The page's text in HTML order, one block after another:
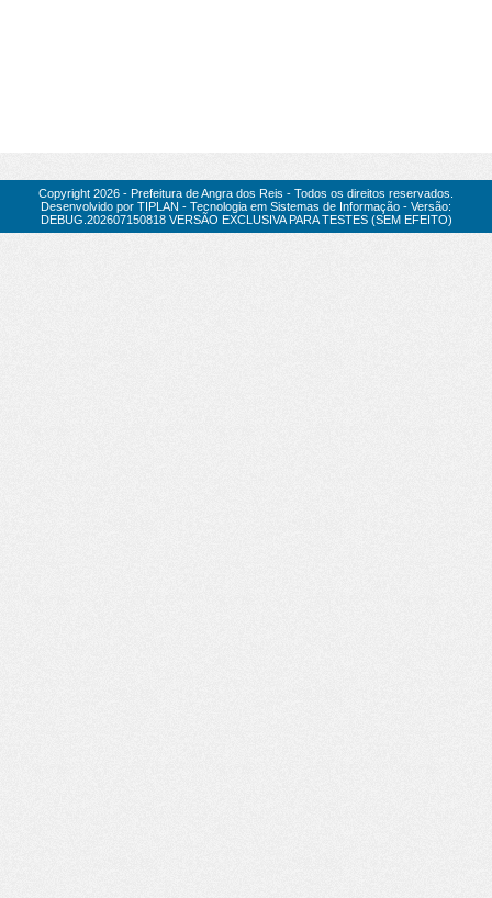
Copyright 2026 - Prefeitura de Angra dos Reis - Todos os direitos reservados.
Desenvolvido por TIPLAN - Tecnologia em Sistemas de Informação - Versão:
DEBUG.202607150818 VERSÃO EXCLUSIVA PARA TESTES (SEM EFEITO)